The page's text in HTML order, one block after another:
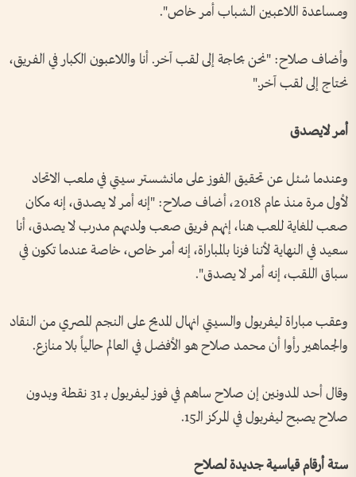
ومساعدة اللاعبين الشباب أمر خاص".
وأضاف صلاح: "نحن بحاجة إلى لقب آخر. أنا واللاعبون الكبار في الفريق،
نحتاج إلى لقب آخر."
أمر لايصدق
وعندما سُئل عن تحقيق الفوز على مانشستر سيتي في ملعب الاتحاد
لأول مرة منذ عام 2018، أضاف صلاح: "إنه أمر لا يصدق، إنه مكان
صعب للغاية للعب هنا، إنهم فريق صعب ولديهم مدرب لا يصدق، أنا
سعيد في النهاية لأننا فزنا بالمباراة، إنه أمر خاص، خاصة عندما تكون في
سباق اللقب، إنه أمر لا يصدق".
وعقب مباراة ليفربول والسيتي انهال المديح على النجم المصري من النقاد
والجماهير رأوا أن محمد صلاح هو الأفضل في العالم حالياً بلا منازع.
وقال أحد المدونين إن صلاح ساهم في فوز ليفربول بـ 31 نقطة وبدون
صلاح يصبح ليفربول في المركز الـ15.
ستة أرقام قياسية جديدة لصلاح